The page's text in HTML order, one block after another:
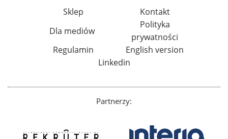
Sklep
Kontakt
Dla mediów
Polityka
prywatności
Regulamin
English version
Linkedin
Partnerzy: